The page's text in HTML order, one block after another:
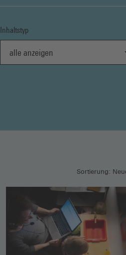
Inhaltstyp
alle anzeigen
Sortierung: